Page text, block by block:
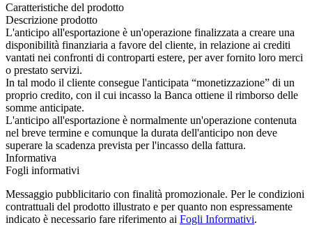
Caratteristiche del prodotto
Descrizione prodotto
L'anticipo all'esportazione è un'operazione finalizzata a creare una
disponibilità finanziaria a favore del cliente, in relazione ai crediti
vantati nei confronti di controparti estere, per aver fornito loro merci
o prestato servizi.
In tal modo il cliente consegue l'anticipata “monetizzazione” di un
proprio credito, con il cui incasso la Banca ottiene il rimborso delle
somme anticipate.
L'anticipo all'esportazione è normalmente un'operazione contenuta
nel breve termine e comunque la durata dell'anticipo non deve
superare la scadenza prevista per l'incasso della fattura.
Informativa
Fogli informativi
Messaggio pubblicitario con finalità promozionale. Per le condizioni
contrattuali del prodotto illustrato e per quanto non espressamente
indicato è necessario fare riferimento ai Fogli Informativi.